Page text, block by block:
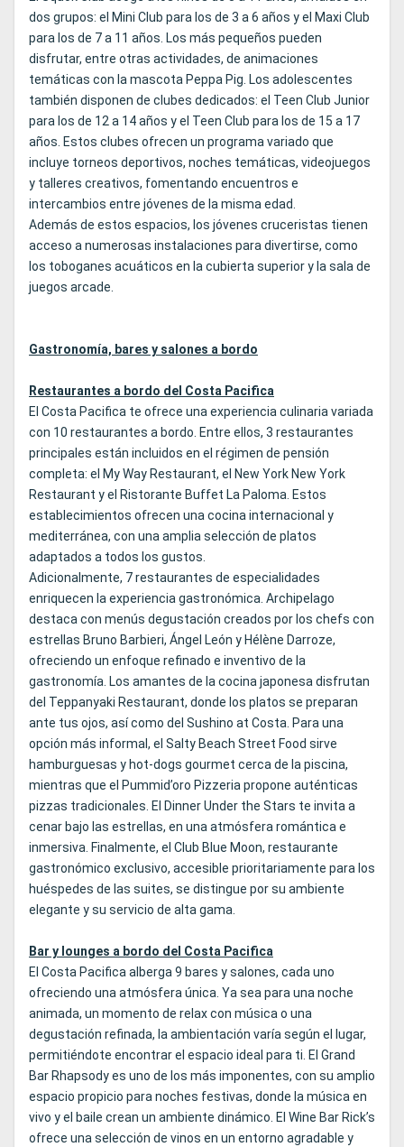
dos grupos: el Mini Club para los de 3 a 6 años y el Maxi Club
para los de 7 a 11 años. Los más pequeños pueden
disfrutar, entre otras actividades, de animaciones
temáticas con la mascota Peppa Pig. Los adolescentes
también disponen de clubes dedicados: el Teen Club Junior
para los de 12 a 14 años y el Teen Club para los de 15 a 17
años. Estos clubes ofrecen un programa variado que
incluye torneos deportivos, noches temáticas, videojuegos
y talleres creativos, fomentando encuentros e
intercambios entre jóvenes de la misma edad.
Además de estos espacios, los jóvenes cruceristas tienen
acceso a numerosas instalaciones para divertirse, como
los toboganes acuáticos en la cubierta superior y la sala de
juegos arcade.
Gastronomía, bares y salones a bordo
Restaurantes a bordo del Costa Pacifica
El Costa Pacifica te ofrece una experiencia culinaria variada
con 10 restaurantes a bordo. Entre ellos, 3 restaurantes
principales están incluidos en el régimen de pensión
completa: el My Way Restaurant, el New York New York
Restaurant y el Ristorante Buffet La Paloma. Estos
establecimientos ofrecen una cocina internacional y
mediterránea, con una amplia selección de platos
adaptados a todos los gustos.
Adicionalmente, 7 restaurantes de especialidades
enriquecen la experiencia gastronómica. Archipelago
destaca con menús degustación creados por los chefs con
estrellas Bruno Barbieri, Ángel León y Hélène Darroze,
ofreciendo un enfoque refinado e inventivo de la
gastronomía. Los amantes de la cocina japonesa disfrutan
del Teppanyaki Restaurant, donde los platos se preparan
ante tus ojos, así como del Sushino at Costa. Para una
opción más informal, el Salty Beach Street Food sirve
hamburguesas y hot-dogs gourmet cerca de la piscina,
mientras que el Pummid’oro Pizzeria propone auténticas
pizzas tradicionales. El Dinner Under the Stars te invita a
cenar bajo las estrellas, en una atmósfera romántica e
inmersiva. Finalmente, el Club Blue Moon, restaurante
gastronómico exclusivo, accesible prioritariamente para los
huéspedes de las suites, se distingue por su ambiente
elegante y su servicio de alta gama.
Bar y lounges a bordo del Costa Pacifica
El Costa Pacifica alberga 9 bares y salones, cada uno
ofreciendo una atmósfera única. Ya sea para una noche
animada, un momento de relax con música o una
degustación refinada, la ambientación varía según el lugar,
permitiéndote encontrar el espacio ideal para ti. El Grand
Bar Rhapsody es uno de los más imponentes, con su amplio
espacio propicio para noches festivas, donde la música en
vivo y el baile crean un ambiente dinámico. El Wine Bar Rick’s
ofrece una selección de vinos en un entorno agradable y